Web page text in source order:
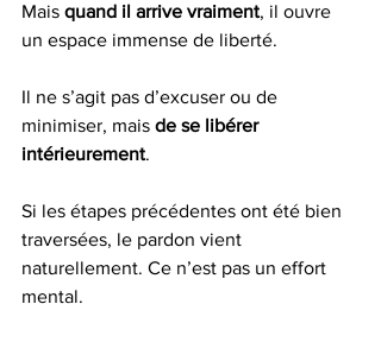
Mais quand il arrive vraiment, il ouvre
un espace immense de liberté.
Il ne s’agit pas d’excuser ou de
minimiser, mais de se libérer
intérieurement.
Si les étapes précédentes ont été bien
traversées, le pardon vient
naturellement. Ce n’est pas un effort
mental.